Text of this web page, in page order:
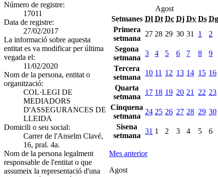
Número de registre:
17011
Data de registre:
27/02/2017
La informació sobre aquesta
entitat es va modificar per última
vegada el:
11/02/2020
Nom de la persona, entitat o
organització:
COL·LEGI DE
MEDIADORS
D'ASSEGURANCES DE
LLEIDA
Domicili o seu social:
Carrer de l'Anselm Clavé,
16, pral. 4a.
Nom de la persona legalment
responsable de l'entitat o que
assumeix la representació d'una
Agost
Setmanes Dl Dt Dc Dj Dv Ds Dg
Primera
setmana
27 28 29 30 31 1
2
Segona
setmana
3 4 5 6 7 8
9
Tercera
setmana
10 11 12 13 14 15 16
Quarta
setmana
17 18 19 20 21 22 23
Cinquena
setmana
24 25 26 27 28 29 30
Sisena
setmana
31 1 2 3 4 5 6
Mes anterior
Agost